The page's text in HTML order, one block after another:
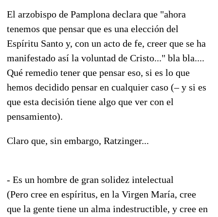
El arzobispo de Pamplona declara que "ahora
tenemos que pensar que es una elección del
Espíritu Santo y, con un acto de fe, creer que se ha
manifestado así la voluntad de Cristo..." bla bla....
Qué remedio tener que pensar eso, si es lo que
hemos decidido pensar en cualquier caso (– y si es
que esta decisión tiene algo que ver con el
pensamiento).
Claro que, sin embargo, Ratzinger...
- Es un hombre de gran solidez intelectual
(Pero cree en espíritus, en la Virgen María, cree
que la gente tiene un alma indestructible, y cree en